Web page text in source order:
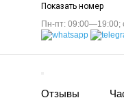
Показать номер
Пн-пт: 09:00—19:00;
Отзывы